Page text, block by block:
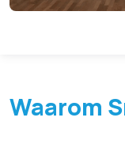
Waarom